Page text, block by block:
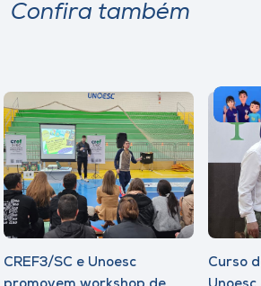
Confira também
CREF3/SC e Unoesc
Curso